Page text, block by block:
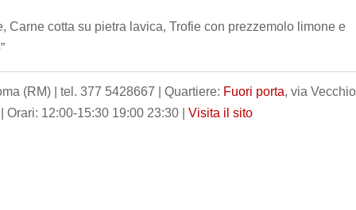
Carne cotta su pietra lavica, Trofie con prezzemolo limone e
(RM) | tel. 377 5428667 | Quartiere: Fuori porta, via Vecchio
Orari: 12:00-15:30 19:00 23:30 |Visita il sito